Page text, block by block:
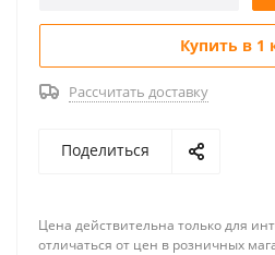
Купить в 1
Рассчитать доставку
Поделиться
Цена действительна только для
отличаться от цен в розничных